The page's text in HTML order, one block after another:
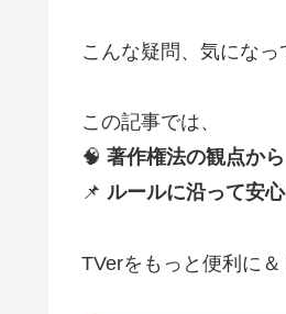
こんな疑問、気になっ
この記事では、
🧠 著作権法の観点か
📌 ルールに沿って安
TVerをもっと便利に